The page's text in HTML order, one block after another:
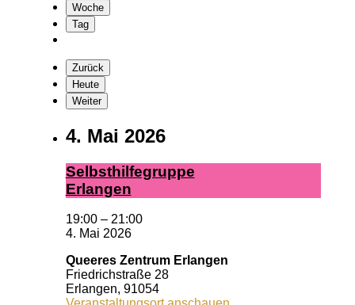
Woche
Tag
Zurück
Heute
Weiter
4. Mai 2026
Selbst­hil­fe­grup­pe
Er­lan­gen
19:00 – 21:00
4. Mai 2026
Queeres Zentrum Erlangen
Friedrichstraße 28
Erlangen, 91054